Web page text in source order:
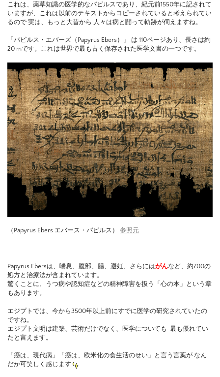
これは、薬草知識の医学的なパピルスであり、紀元前1550年に記されて
いますが、これは以前のテキストからコピーされていると考えられてい
るので 実は、もっと大昔から 人々は病と闘って軌跡が伺えますね。
「パピルス・エバーズ（Papyrus Ebers）」 は 110ページあり、長さは約
20 mです。これは世界で最も古く保存された医学文書の一つです。
（Papyrus Ebers エバース・パピルス） 参照元
Papyrus Ebersは、喘息、腹部、腸、避妊、さらにはがんなど、約700の
処方と治療法が含まれています。
驚くことに、うつ病や認知症などの精神障害を扱う「心の本」という章
もあります。
エジプトでは、今から3500年以上前にすでに医学の研究されていたの
ですね。
エジプト文明は建築、芸術だけでなく、医学についても 最も優れてい
たと言えます。
「癌は、現代病」「癌は、欧米化の食生活のせい」と言う言葉が なん
だか可笑しく感じます